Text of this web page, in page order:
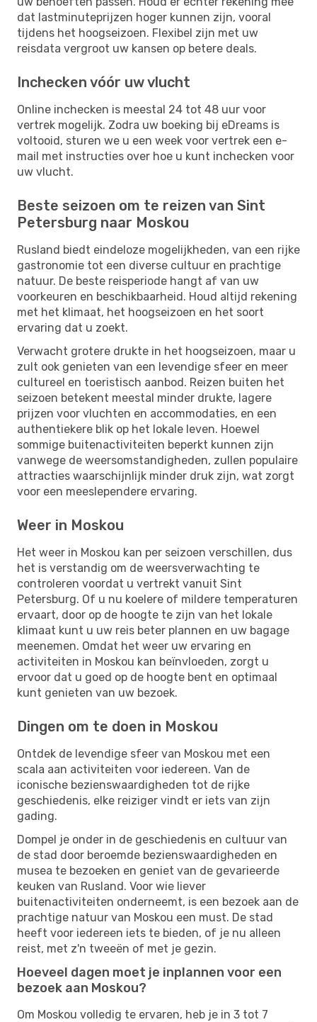
dat lastminuteprijzen hoger kunnen zijn, vooral
tijdens het hoogseizoen. Flexibel zijn met uw
reisdata vergroot uw kansen op betere deals.
Inchecken vóór uw vlucht
Online inchecken is meestal 24 tot 48 uur voor
vertrek mogelijk. Zodra uw boeking bij eDreams is
voltooid, sturen we u een week voor vertrek een e-
mail met instructies over hoe u kunt inchecken voor
uw vlucht.
Beste seizoen om te reizen van Sint
Petersburg naar Moskou
Rusland biedt eindeloze mogelijkheden, van een rijke
gastronomie tot een diverse cultuur en prachtige
natuur. De beste reisperiode hangt af van uw
voorkeuren en beschikbaarheid. Houd altijd rekening
met het klimaat, het hoogseizoen en het soort
ervaring dat u zoekt.
Verwacht grotere drukte in het hoogseizoen, maar u
zult ook genieten van een levendige sfeer en meer
cultureel en toeristisch aanbod. Reizen buiten het
seizoen betekent meestal minder drukte, lagere
prijzen voor vluchten en accommodaties, en een
authentiekere blik op het lokale leven. Hoewel
sommige buitenactiviteiten beperkt kunnen zijn
vanwege de weersomstandigheden, zullen populaire
attracties waarschijnlijk minder druk zijn, wat zorgt
voor een meeslependere ervaring.
Weer in Moskou
Het weer in Moskou kan per seizoen verschillen, dus
het is verstandig om de weersverwachting te
controleren voordat u vertrekt vanuit Sint
Petersburg. Of u nu koelere of mildere temperaturen
ervaart, door op de hoogte te zijn van het lokale
klimaat kunt u uw reis beter plannen en uw bagage
meenemen. Omdat het weer uw ervaring en
activiteiten in Moskou kan beïnvloeden, zorgt u
ervoor dat u goed op de hoogte bent en optimaal
kunt genieten van uw bezoek.
Dingen om te doen in Moskou
Ontdek de levendige sfeer van Moskou met een
scala aan activiteiten voor iedereen. Van de
iconische bezienswaardigheden tot de rijke
geschiedenis, elke reiziger vindt er iets van zijn
gading.
Dompel je onder in de geschiedenis en cultuur van
de stad door beroemde bezienswaardigheden en
musea te bezoeken en geniet van de gevarieerde
keuken van Rusland. Voor wie liever
buitenactiviteiten onderneemt, is een bezoek aan de
prachtige natuur van Moskou een must. De stad
heeft voor iedereen iets te bieden, of je nu alleen
reist, met z'n tweeën of met je gezin.
Hoeveel dagen moet je inplannen voor een
bezoek aan Moskou?
Om Moskou volledig te ervaren, heb je in 3 tot 7